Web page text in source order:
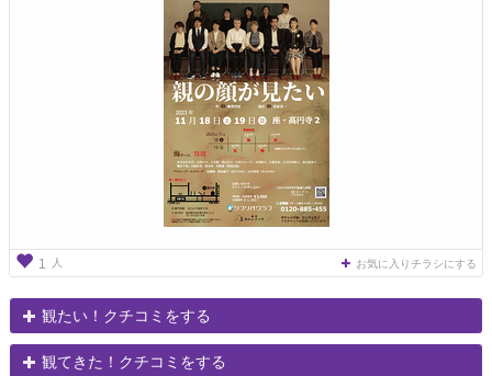
1 人 お気に入りチラシにする
観たい！クチコミをする
観てきた！クチコミをする